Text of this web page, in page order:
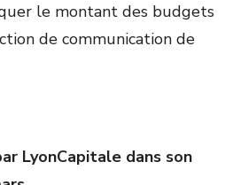
le montant des budgets
de communication de
LyonCapitale dans son